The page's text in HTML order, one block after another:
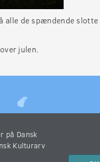
alle de spændende
julen.
på Dansk
Kulturarv